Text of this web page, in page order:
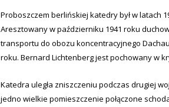
Proboszczem berlińskiej katedry był w latach
Aresztowany w październiku 1941 roku
transportu do obozu koncentracyjnego
roku. Bernard Lichtenberg jest pochowany w
Katedra uległa zniszczeniu podczas drugiej
jedno wielkie pomieszczenie połączone